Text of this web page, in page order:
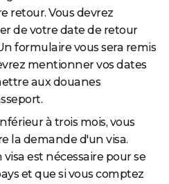
retour. Vous devrez
de votre date de retour
formulaire vous sera remis
mentionner vos dates
aux douanes
à trois mois, vous
la demande d'un visa.
est nécessaire pour se
et que si vous comptez